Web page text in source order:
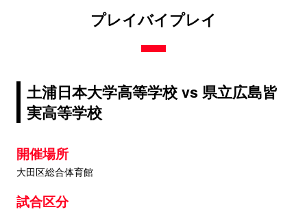
プレイバイプレイ
土浦日本大学高等学校 vs 県立広島皆
実高等学校
開催場所
大田区総合体育館
試合区分